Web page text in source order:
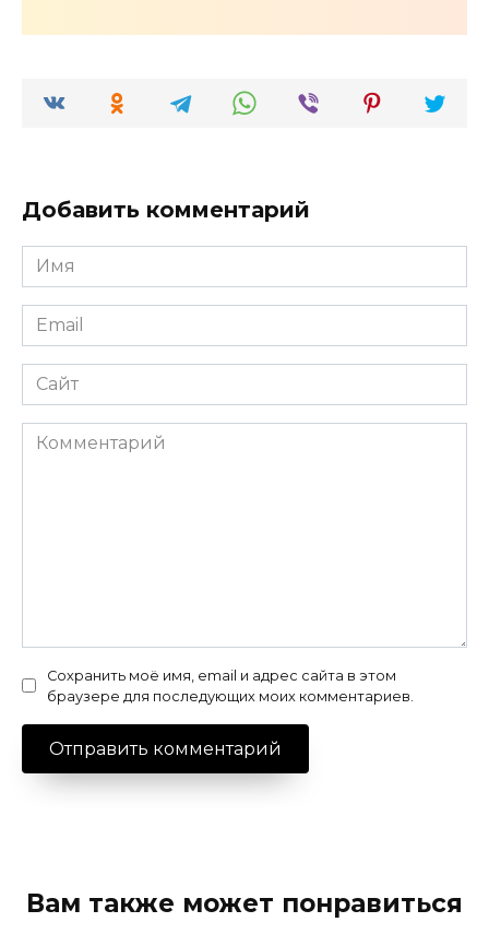
Добавить комментарий
Имя
*
Email
*
Сайт
Комментарий
Сохранить моё имя, email и адрес сайта в этом
браузере для последующих моих комментариев.
Вам также может понравиться